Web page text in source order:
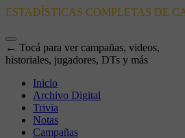
ESTADÍSTICAS COMPLETAS DE
← Tocá para ver campañas, videos,
historiales, jugadores, DTs y más
Inicio
Archivo Digital
Trivia
Notas
Campañas